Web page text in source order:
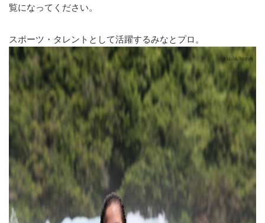
覧になってください。
スポーツ・タレントとして活躍するみなとプロ。